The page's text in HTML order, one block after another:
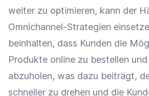
weiter zu optimieren, kann der
Omnichannel-Strategien
beinhalten, dass Kunden die
Produkte online zu bestellen
abzuholen, was dazu beiträgt,
schneller zu drehen und die